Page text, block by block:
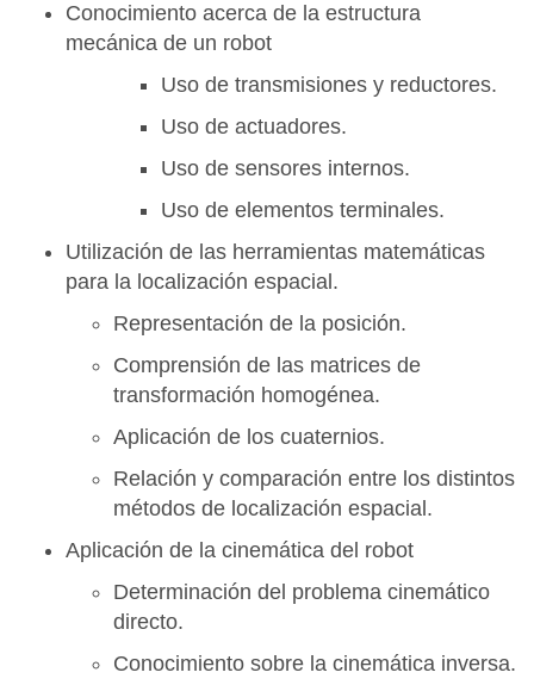
Conocimiento acerca de la estructura
mecánica de un robot
Uso de transmisiones y reductores.
Uso de actuadores.
Uso de sensores internos.
Uso de elementos terminales.
Utilización de las herramientas matemáticas
para la localización espacial.
Representación de la posición.
Comprensión de las matrices de
transformación homogénea.
Aplicación de los cuaternios.
Relación y comparación entre los distintos
métodos de localización espacial.
Aplicación de la cinemática del robot
Determinación del problema cinemático
directo.
Conocimiento sobre la cinemática inversa.